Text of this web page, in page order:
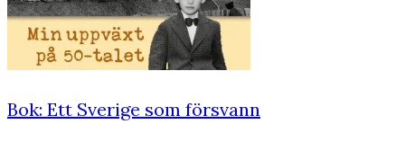
Bok: Ett Sverige som försvann